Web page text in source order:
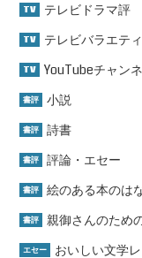
TV テレビドラマ評
TV テレビバラエテ
TV YouTubeチャン
書評 小説
書評 詩書
書評 評論・エセー
書評 絵のある本のは
書評 親御さんのため
エセー おいしい文学